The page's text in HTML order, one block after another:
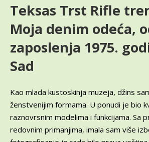
Teksas Trst Rifle
Moja denim odeća,
zaposlenja 1975.
Sad
Kao mlada kustoskinja muzeja, džins
ženstvenijim formama. U ponudi je bio
raznovrsnim modelima i funkcijama. Sa
redovnim primanjima, imala sam više